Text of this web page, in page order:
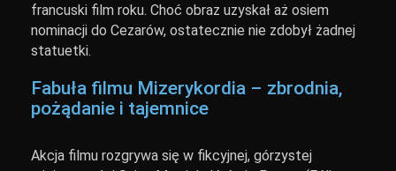
francuski film roku. Choć obraz uzyskał aż osiem
nominacji do Cezarów, ostatecznie nie zdobył żadnej
statuetki.
Fabuła filmu Mizerykordia – zbrodnia,
pożądanie i tajemnice
Akcja filmu rozgrywa się w fikcyjnej, górzystej